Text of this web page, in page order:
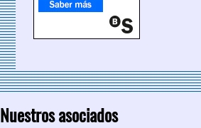
Nuestros asociados